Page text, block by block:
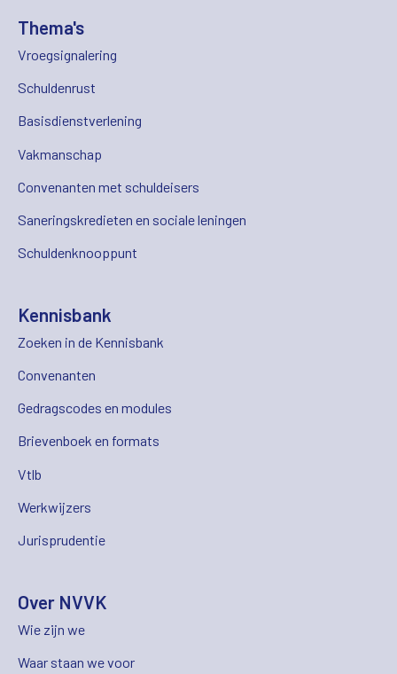
Thema's
Vroegsignalering
Schuldenrust
Basisdienstverlening
Vakmanschap
Convenanten met schuldeisers
Saneringskredieten en sociale leningen
Schuldenknooppunt
Kennisbank
Zoeken in de Kennisbank
Convenanten
Gedragscodes en modules
Brievenboek en formats
Vtlb
Werkwijzers
Jurisprudentie
Over NVVK
Wie zijn we
Waar staan we voor